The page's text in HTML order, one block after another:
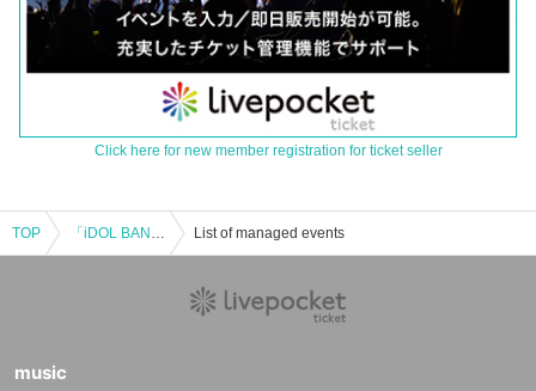
Click here for new member registration for ticket seller
TOP 「iDOL BANQUETキミの推しカフェ LIVE」Vol.3 List of managed events
music